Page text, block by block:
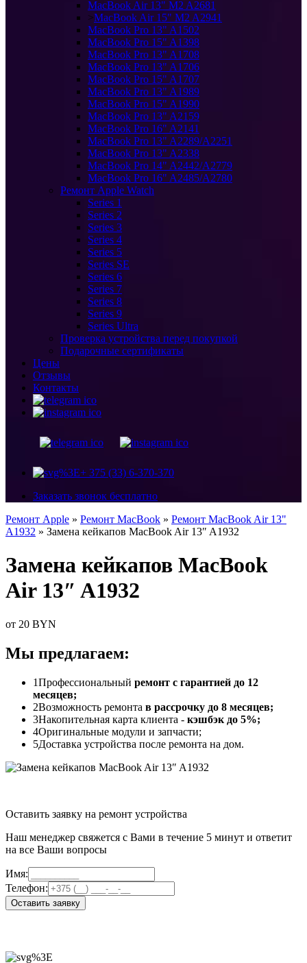
MacBook Air 13" M2 A2681
>MacBook Air 15" M2 A2941
MacBook Pro 13" A1502
MacBook Pro 15" A1398
MacBook Pro 13" A1708
MacBook Pro 13" A1706
MacBook Pro 15" A1707
MacBook Pro 13" A1989
MacBook Pro 15" A1990
MacBook Pro 13" A2159
MacBook Pro 16" A2141
MacBook Pro 13" A2289/A2251
MacBook Pro 13" A2338
MacBook Pro 14" A2442/A2779
MacBook Pro 16" A2485/A2780
Ремонт Apple Watch
Series 1
Series 2
Series 3
Series 4
Series 5
Series SE
Series 6
Series 7
Series 8
Series 9
Series Ultra
Проверка устройства перед покупкой
Подарочные сертификаты
Цены
Отзывы
Контакты
+ 375 (33) 6-370-370
Заказать звонок бесплатно
Ремонт Apple » Ремонт MacBook » Ремонт MacBook Air 13"
A1932 » Замена кейкапов MacBook Air 13″ A1932
Замена кейкапов MacBook
Air 13″ A1932
от 20 BYN
Мы предлагаем:
1Профессиональный ремонт с гарантией до 12
месяцев;
2Возможность ремонта в рассрочку до 8 месяцев;
3Накопительная карта клиента - кэшбэк до 5%;
4Оригинальные модули и запчасти;
5Доставка устройства после ремонта на дом.
Оставить заявку на ремонт устройства
Наш менеджер свяжется с Вами в течение 5 минут и ответит
на все Ваши вопросы
Имя:
Телефон:
Оставить заявку